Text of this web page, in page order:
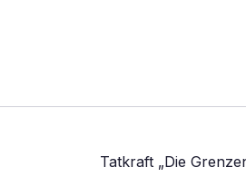
Tatkraft „Die